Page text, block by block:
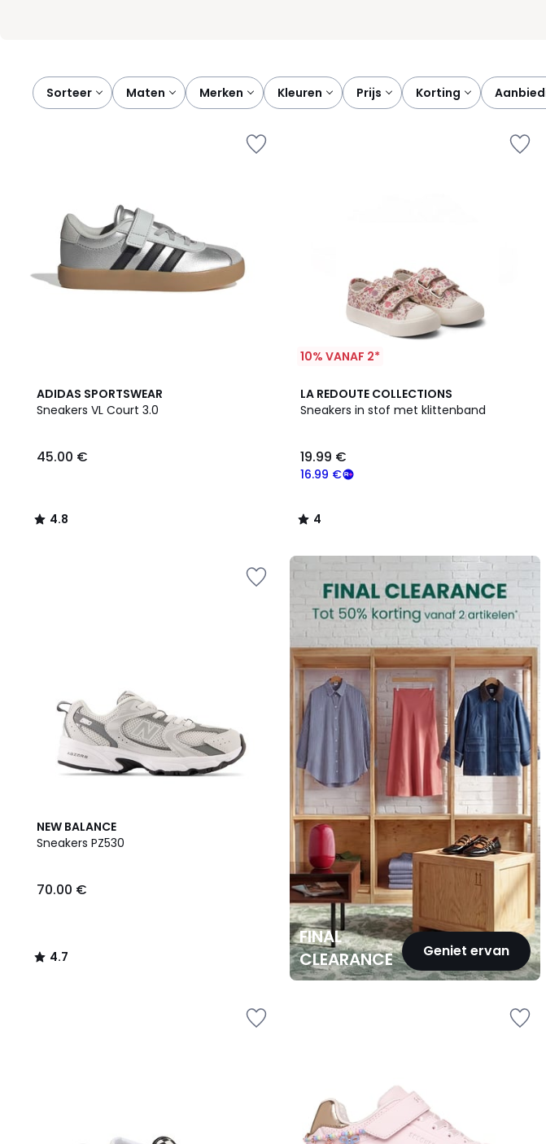
Sorteer
maten merken kleuren prijs korting
ADIDAS SPORTSWEAR
Sneakers VL Court 3.0
€.
45.00 €
4.8
/ 5
4.8
/
10% VANAF 2*
LA REDOUTE COLLECTIONS
Sneakers in stof met klittenband
16.99 €
19.99 €
4
/
4
/
NEW BALANCE
Sneakers PZ530
70.00 €
4.7
/ 5
4.7
/
FINAL
CLEARANCE
Geniet ervan
FINAL
CLEARANCE